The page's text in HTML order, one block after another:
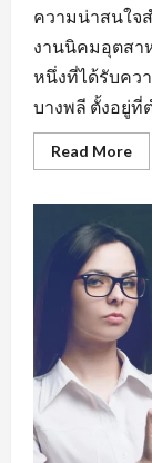
ความน่าสนใจ
งานนิคมอุตสา
หนึ่งที่ได้รับคว
บางพลี ตั้งอยู่ที่ต
Read More
อุต
บา
มี
อะ
น่า
ส